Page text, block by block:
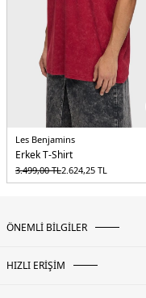
Devamını Gör
Les Benjamins
Erkek T-Shirt
3.499,00TL2.624,25 TL
ÖNEMLİ BİLGİLER
HIZLI ERİŞİM